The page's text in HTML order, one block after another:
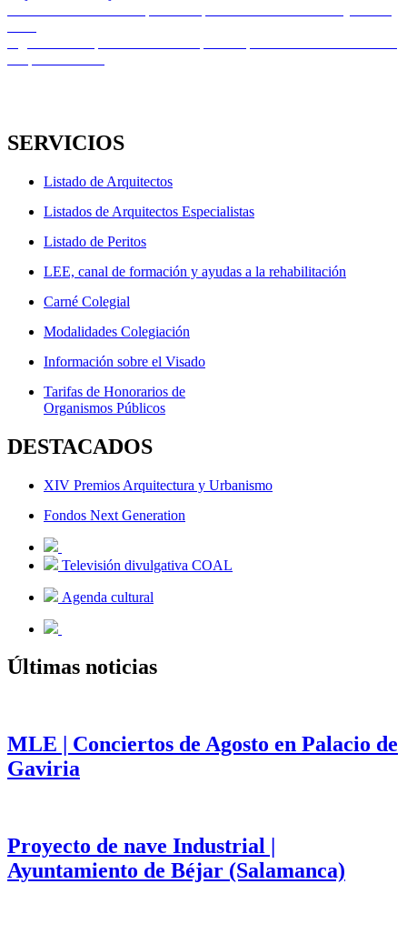
Navegación
de
entradas
SERVICIOS
Listado de Arquitectos
Listados de Arquitectos Especialistas
Listado de Peritos
LEE, canal de formación y ayudas a la rehabilitación
Carné Colegial
Modalidades Colegiación
Información sobre el Visado
Tarifas de Honorarios de
Organismos Públicos
DESTACADOS
XIV Premios Arquitectura y Urbanismo
Fondos Next Generation
Televisión divulgativa COAL
Agenda cultural
Últimas noticias
MLE | Conciertos de Agosto en Palacio de
Gaviria
Proyecto de nave Industrial |
Ayuntamiento de Béjar (Salamanca)